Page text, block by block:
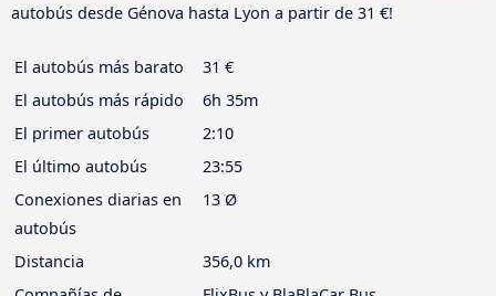
autobús desde Génova hasta Lyon a partir de 31 €!
El autobús más barato
31 €
El autobús más rápido
6h 35m
El primer autobús
2:10
El último autobús
23:55
Conexiones diarias en
autobús
13 Ø
Distancia
356,0 km